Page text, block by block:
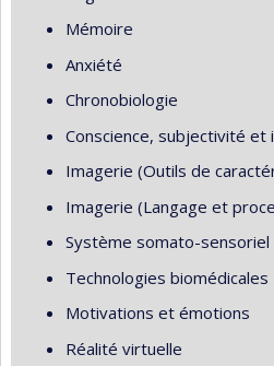
Mémoire
Anxiété
Chronobiologie
Conscience, subjectivité
Imagerie (Outils de
Imagerie (Langage et
Système somato-sensoriel
Technologies biomédicales
Motivations et émotions
Réalité virtuelle